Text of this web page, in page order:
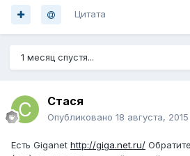
Цитата
1 месяц спустя...
Стася
Опубликовано 18 августа, 2015
Есть Giganet http://giga.net.ru/